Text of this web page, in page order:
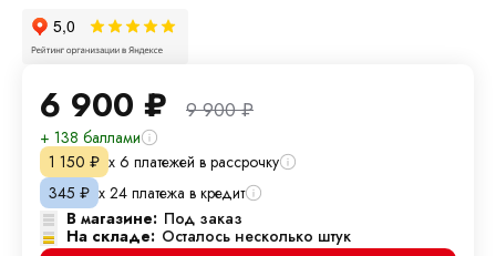
6 900 ₽ 9 900₽
+ 138 баллами
1 150 ₽ х 6 платежей в рассрочку
345 ₽ х 24 платежа в кредит
В магазине: Под заказ
На складе: Осталось несколько штук